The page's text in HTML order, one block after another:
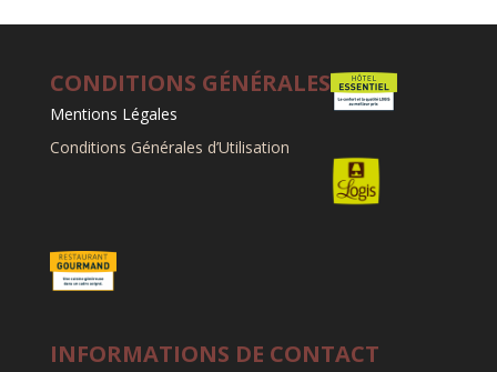
CONDITIONS GÉNÉRALES
Mentions Légales
Conditions Générales d’Utilisation
INFORMATIONS DE CONTACT